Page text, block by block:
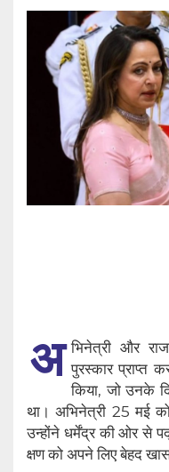
अ भिनेत्री और
पुरस्कार प्राप्त
किया, जो उनके
था। अभिनेत्री 25 मई
उन्होंने धर्मेंद्र की ओर से
क्षण को अपने लिए बेहद